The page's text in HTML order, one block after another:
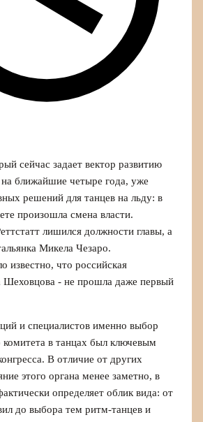
сейчас задает вектор развитию
на ближайшие четыре года, уже
решений для танцев на льду: в
произошла смена власти.
лишился должности главы, а
Микела Чезаро.
известно, что российская
Шеховцова - не прошла даже первый
и специалистов именно выбор
комитета в танцах был ключевым
В отличие от других
этого органа менее заметно, в
определяет облик вида: от
до выбора тем ритм-танцев и